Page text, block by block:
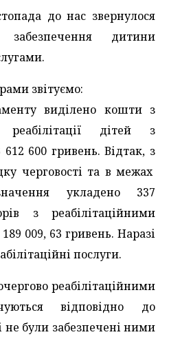
до нас звернулося
дитини
звітуємо:
виділено кошти з
дітей з
600 гривень. Відтак, з
черговості та в межах
укладено 337
з реабілітаційними
009, 63 гривень. Наразі
послуги.
реабілітаційними
відповідно до
не були забезпечені ними